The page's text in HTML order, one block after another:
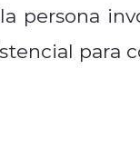
persona
para